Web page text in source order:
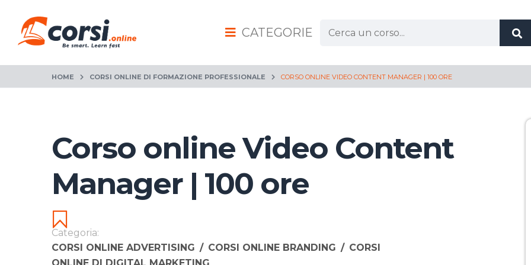
CATEGORIE
HOME CORSI ONLINE DI FORMAZIONE PROFESSIONALE CORSO ONLINE VIDEO CONTENT MANAGER | 100 ORE
Corso online Video Content
Manager | 100 ore
Categoria:
CORSI ONLINE ADVERTISING / CORSI ONLINE BRANDING / CORSI